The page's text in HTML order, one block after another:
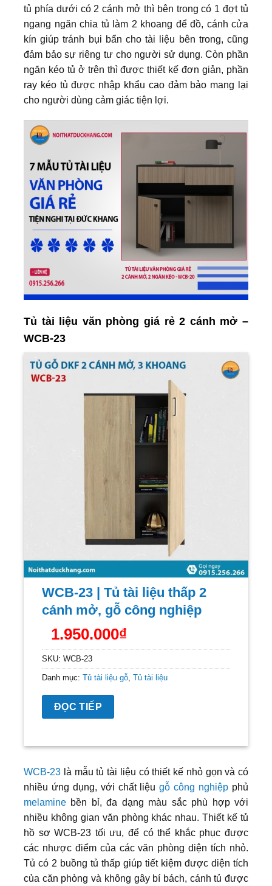
tủ phía dưới có 2 cánh mở thì bên trong có 1 đợt tủ
ngang ngăn chia tủ làm 2 khoang để đồ, cánh cửa
kín giúp tránh bụi bẩn cho tài liệu bên trong, cũng
đảm bảo sự riêng tư cho người sử dụng. Còn phần
ngăn kéo tủ ở trên thì được thiết kế đơn giản, phần
ray kéo tủ được nhập khẩu cao đảm bảo mang lại
cho người dùng cảm giác tiện lợi.
Tủ tài liệu văn phòng giá rẻ 2 cánh mở –
WCB-23
WCB-23 | Tủ tài liệu thấp 2
cánh mở, gỗ công nghiệp
1.950.000₫
SKU: WCB-23
Danh mục: Tủ tài liệu gỗ, Tủ tài liệu
ĐỌC TIẾP
WCB-23 là mẫu tủ tài liệu có thiết kế nhỏ gọn và có
nhiều ứng dụng, với chất liệugỗ công nghiệp phủ
melamine bền bỉ, đa dạng màu sắc phù hợp với
nhiều không gian văn phòng khác nhau. Thiết kế tủ
hồ sơ WCB-23 tối ưu, để có thể khắc phục được
các nhược điểm của các văn phòng diện tích nhỏ.
Tủ có 2 buồng tủ thấp giúp tiết kiệm được diện tích
của căn phòng và không gây bí bách, cánh tủ được